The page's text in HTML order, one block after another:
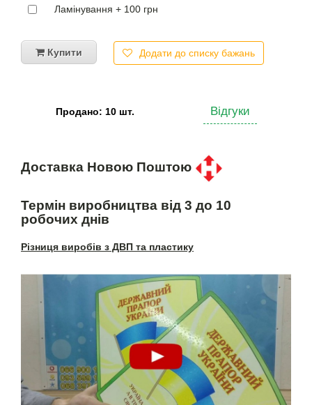
Ламінування + 100 грн
Купити Додати до списку бажань
Продано: 10 шт. Відгуки
Доставка Новою Поштою
Термін виробництва від 3 до 10
робочих днів
Різниця виробів з ДВП та пластику